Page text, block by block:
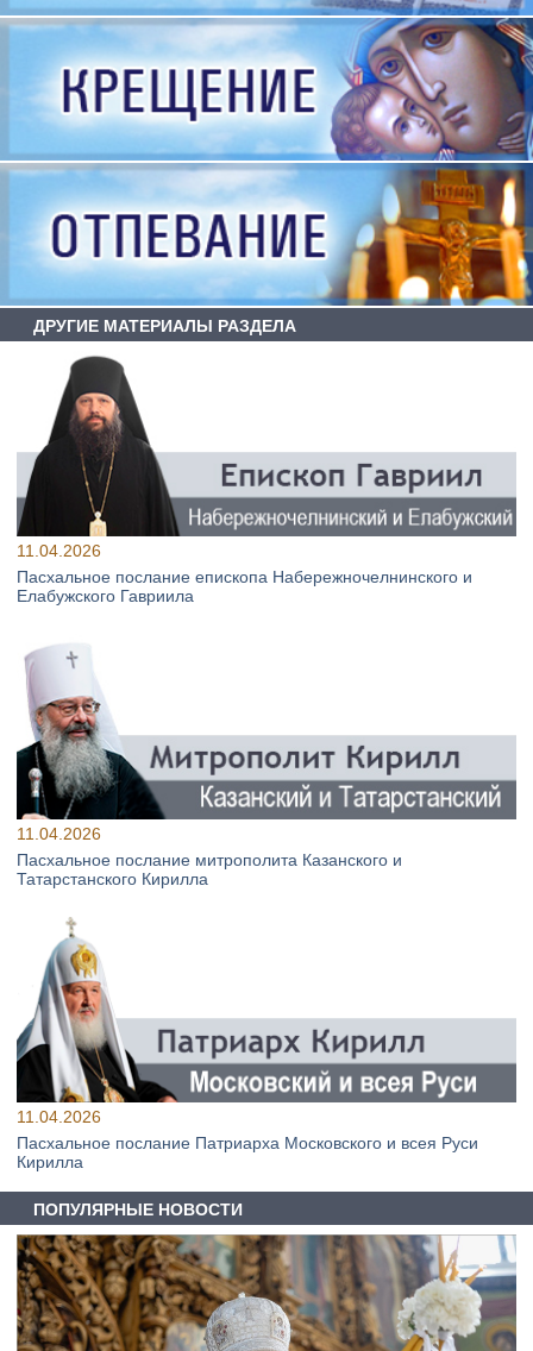
ДРУГИЕ МАТЕРИАЛЫ РАЗДЕЛА
11.04.2026
Пасхальное послание епископа Набережночелнинского и
Елабужского Гавриила
11.04.2026
Пасхальное послание митрополита Казанского и
Татарстанского Кирилла
11.04.2026
Пасхальное послание Патриарха Московского и всея Руси
Кирилла
ПОПУЛЯРНЫЕ НОВОСТИ